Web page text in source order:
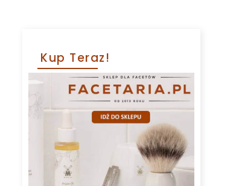
Kup Teraz!